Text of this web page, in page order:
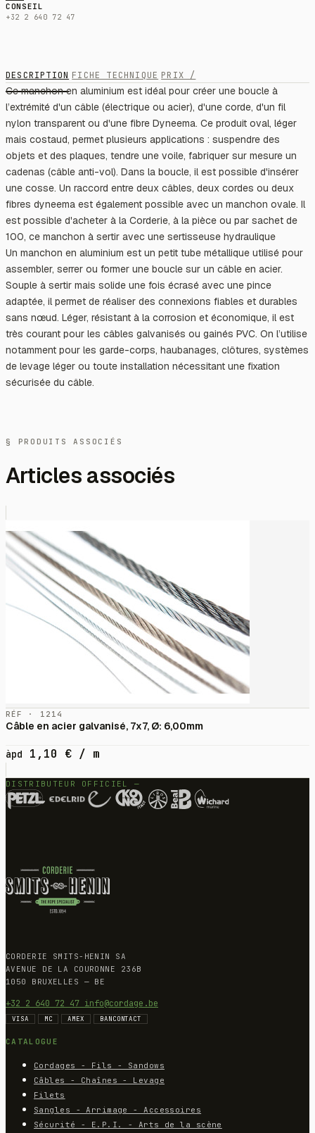
CONSEIL
+32 2 640 72 47
DESCRIPTION FICHE TECHNIQUE PRIX /
Ce manchon en aluminium est idéal pour créer une boucle à
l’extrémité d'un câble (électrique ou acier), d'une corde, d'un fil
nylon transparent ou d'une fibre Dyneema. Ce produit oval, léger
mais costaud, permet plusieurs applications : suspendre des
objets et des plaques, tendre une voile, fabriquer sur mesure un
cadenas (câble anti-vol). Dans la boucle, il est possible d'insérer
une cosse. Un raccord entre deux câbles, deux cordes ou deux
fibres dyneema est également possible avec un manchon ovale. Il
est possible d'acheter à la Corderie, à la pièce ou par sachet de
100, ce manchon à sertir avec une sertisseuse hydraulique
Un manchon en aluminium est un petit tube métallique utilisé pour
assembler, serrer ou former une boucle sur un câble en acier.
Souple à sertir mais solide une fois écrasé avec une pince
adaptée, il permet de réaliser des connexions fiables et durables
sans nœud. Léger, résistant à la corrosion et économique, il est
très courant pour les câbles galvanisés ou gainés PVC. On l’utilise
notamment pour les garde-corps, haubanages, clôtures, systèmes
de levage léger ou toute installation nécessitant une fixation
sécurisée du câble.
§ PRODUITS ASSOCIÉS
Articles associés
RÉF · 1214
Câble en acier galvanisé, 7x7, Ø: 6,00mm
àpd 1,10 € / m
DISTRIBUTEUR OFFICIEL —
CORDERIE SMITS-HENIN SA
AVENUE DE LA COURONNE 236B
1050 BRUXELLES — BE
+32 2 640 72 47 info@cordage.be
VISA MC AMEX BANCONTACT
CATALOGUE
Cordages - Fils - Sandows
Câbles - Chaînes - Levage
Filets
Sangles - Arrimage - Accessoires
Sécurité - E.P.I. - Arts de la scène